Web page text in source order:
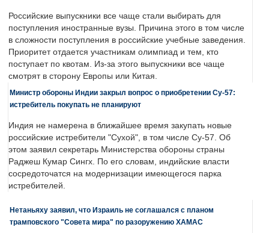
Российские выпускники все чаще стали выбирать для
поступления иностранные вузы. Причина этого в том числе
в сложности поступления в российские учебные заведения.
Приоритет отдается участникам олимпиад и тем, кто
поступает по квотам. Из-за этого выпускники все чаще
смотрят в сторону Европы или Китая.
Министр обороны Индии закрыл вопрос о приобретении Су-57:
истребитель покупать не планируют
Индия не намерена в ближайшее время закупать новые
российские истребители "Сухой", в том числе Су-57. Об
этом заявил секретарь Министерства обороны страны
Раджеш Кумар Сингх. По его словам, индийские власти
сосредоточатся на модернизации имеющегося парка
истребителей.
Нетаньяху заявил, что Израиль не соглашался с планом
трамповского "Совета мира" по разоружению ХАМАС